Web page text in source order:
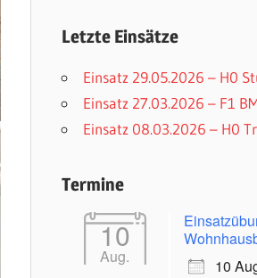
Letzte Einsätze
Einsatz 29.05.2026 – H0
Einsatz 27.03.2026 – F1
Einsatz 08.03.2026 – H0
Termine
10
Aug.
10